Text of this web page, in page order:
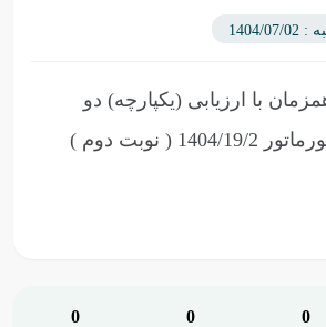
07/02
با ارزیابی (یکپارچه) دو
19/2
( نوبت دوم )
0
0
0